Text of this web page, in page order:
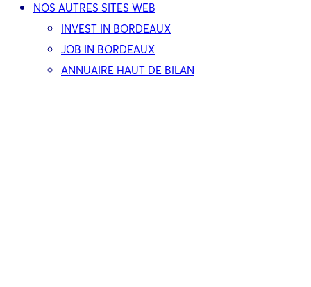
NOS AUTRES SITES WEB
INVEST IN BORDEAUX
JOB IN BORDEAUX
ANNUAIRE HAUT DE BILAN